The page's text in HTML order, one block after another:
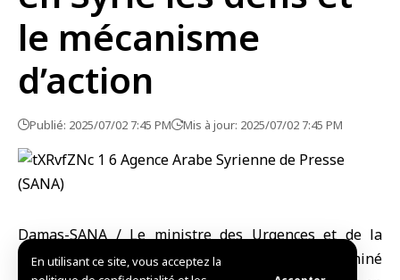
En utilisant ce site, vous acceptez la
le mécanisme
d’action
Publié: 2025/07/02 7:45 PM Mis à jour: 2025/07/02 7:45 PM
Damas-SANA / Le ministre des Urgences et de la
Gestion des Catastrophes, Raed al-Saleh, a examiné